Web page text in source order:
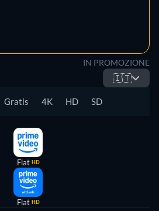
IN PROMOZIONE
🇮🇹
Gratis 4K HD SD
Flat HD
Flat HD